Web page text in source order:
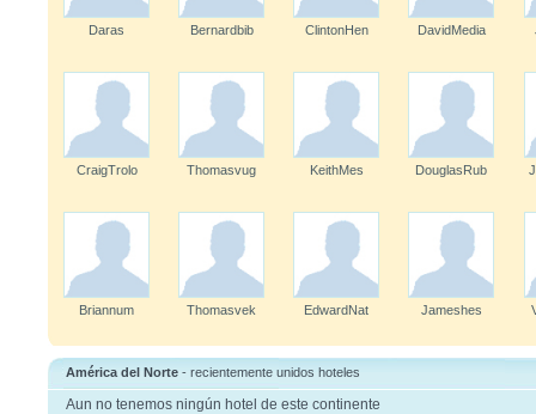
Daras Bernardbib ClintonHen DavidMedia
CraigTrolo Thomasvug KeithMes DouglasRub
Briannum Thomasvek EdwardNat Jameshes
América del Norte - recientemente unidos hoteles
Aun no tenemos ningún hotel de este continente